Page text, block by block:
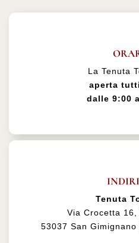
La Tenuta
aperta
dalle 9:00
Tenuta
Via Crocetta
53037 San